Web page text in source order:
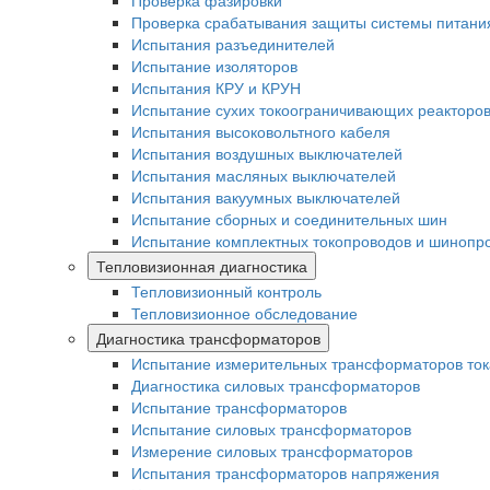
Проверка срабатывания защиты системы
Испытания разъединителей
Испытание изоляторов
Испытания КРУ и КРУН
Испытание сухих токоограничивающих реакторов
Испытания высоковольтного кабеля
Испытания воздушных выключателей
Испытания масляных выключателей
Испытания вакуумных выключателей
Испытание сборных и соединительных шин
Испытание комплектных токопроводов и
Тепловизионная диагностика
Тепловизионный контроль
Тепловизионное обследование
Диагностика трансформаторов
Испытание измерительных трансформаторов
Диагностика силовых трансформаторов
Испытание трансформаторов
Испытание силовых трансформаторов
Измерение силовых трансформаторов
Испытания трансформаторов напряжения